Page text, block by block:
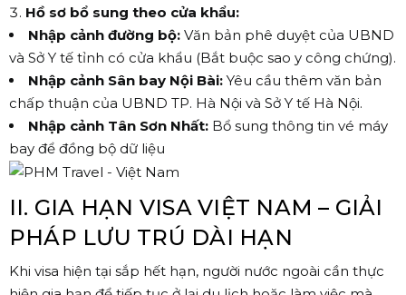
Hồ sơ bổ sung theo cửa khẩu:
Nhập cảnh đường bộ: Văn bản phê duyệt của UBND
và Sở Y tế tỉnh có cửa khẩu (Bắt buộc sao y công chứng).
Nhập cảnh Sân bay Nội Bài: Yêu cầu thêm văn bản
chấp thuận của UBND TP. Hà Nội và Sở Y tế Hà Nội.
Nhập cảnh Tân Sơn Nhất: Bổ sung thông tin vé máy
bay để đồng bộ dữ liệu
II. GIA HẠN VISA VIỆT NAM – GIẢI
PHÁP LƯU TRÚ DÀI HẠN
Khi visa hiện tại sắp hết hạn, người nước ngoài cần thực